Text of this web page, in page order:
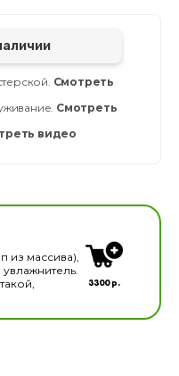
Смотреть
Смотреть
видео
инструментов
из массива),
3300 р.